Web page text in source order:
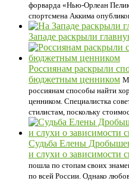
форварда «Нью-Орлеан
спортсмена Аккима
Западе раскрыли
Россиянам раскрыли
бюджетным ценником
россиянам способы найти
ценником. Специалистка
стилистам, поскольку
Судьба Елены
и слухи о зависимости
пошла по стопам своих
по всей России. Однако